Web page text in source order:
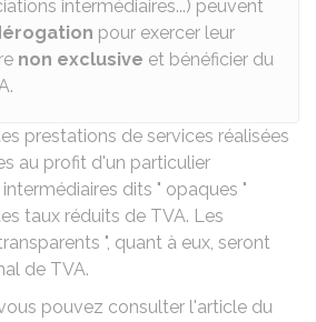
intermédiaires...) peuvent
pour exercer leur
non exclusive et bénéficier du
prestations de services réalisées
au profit d'un particulier
dits " opaques "
taux réduits de TVA. Les
", quant à eux, seront
de TVA.
pouvez consulter l'article du